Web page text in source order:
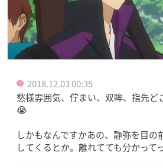
2018.12.03 00:35
愁様雰囲気、佇まい、双眸、指先ど
😭
しかもなんですかあの、静弥を目の
してくるとか。離れてても分かって